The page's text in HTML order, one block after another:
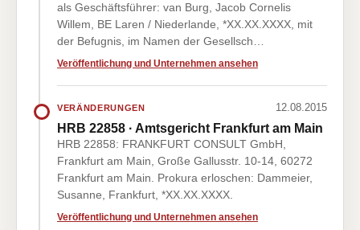
als Geschäftsführer: van Burg, Jacob Cornelis
Willem, BE Laren / Niederlande, *XX.XX.XXXX, mit
der Befugnis, im Namen der Gesellsch…
Veröffentlichung und Unternehmen ansehen
VERÄNDERUNGEN 12.08.2015
HRB 22858 · Amtsgericht Frankfurt am Main
HRB 22858: FRANKFURT CONSULT GmbH,
Frankfurt am Main, Große Gallusstr. 10-14, 60272
Frankfurt am Main. Prokura erloschen: Dammeier,
Susanne, Frankfurt, *XX.XX.XXXX.
Veröffentlichung und Unternehmen ansehen